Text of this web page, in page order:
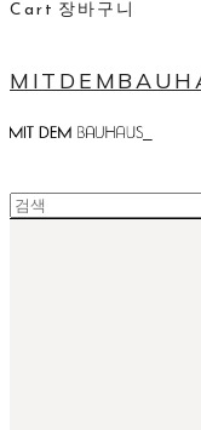
Cart 장바구니